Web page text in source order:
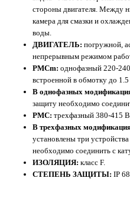
стороны двигателя. Между
камера для смазки и
воды.
ДВИГАТЕЛЬ: погружной,
непрерывным режимом
PMCm: однофазный 220-
встроенной в обмотку до 1.5
В однофазных
защиту необходимо
PMC: трехфазный 380-415
В трехфазных
установлены три
необходимо соединить с
ИЗОЛЯЦИЯ: класс F.
СТЕПЕНЬ ЗАЩИТЫ: IP 68.